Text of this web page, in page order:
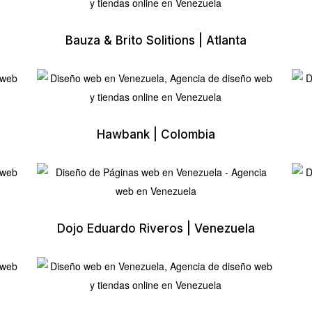
Bauza & Brito Solitions | Atlanta
Hawbank | Colombia
Dojo Eduardo Riveros | Venezuela